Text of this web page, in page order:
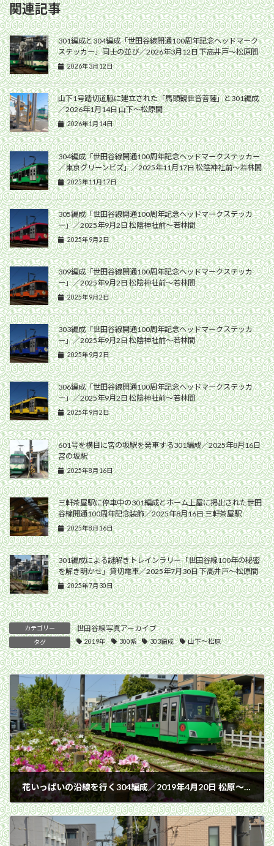
関連記事
301編成と304編成「世田谷線開通100周年記念ヘッドマーク
ステッカー」同士の並び／2026年3月12日 下高井戸〜松原間
2026年3月12日
山下1号踏切道脇に建立された「馬頭観世音菩薩」と301編成
／2026年1月14日 山下〜松原間
2026年1月14日
304編成「世田谷線開通100周年記念ヘッドマークステッカー
／東京グリーンビズ」／2025年11月17日 松陰神社前〜若林間
2025年11月17日
305編成「世田谷線開通100周年記念ヘッドマークステッカ
ー」／2025年9月2日 松陰神社前〜若林間
2025年9月2日
309編成「世田谷線開通100周年記念ヘッドマークステッカ
ー」／2025年9月2日 松陰神社前〜若林間
2025年9月2日
303編成「世田谷線開通100周年記念ヘッドマークステッカ
ー」／2025年9月2日 松陰神社前〜若林間
2025年9月2日
306編成「世田谷線開通100周年記念ヘッドマークステッカ
ー」／2025年9月2日 松陰神社前〜若林間
2025年9月2日
601号を横目に宮の坂駅を発車する301編成／2025年8月16日
宮の坂駅
2025年8月16日
三軒茶屋駅に停車中の301編成とホーム上屋に掲出された世田
谷線開通100周年記念装飾／2025年8月16日 三軒茶屋駅
2025年8月16日
301編成による謎解きトレインラリー「世田谷線100年の秘密
を解き明かせ」貸切電車／2025年7月30日 下高井戸〜松原間
2025年7月30日
カテゴリー 世田谷線写真アーカイブ
タグ 2019年 300系 303編成 山下〜松原
花いっぱいの沿線を行く304編成／2019年4月20日 松原〜山下間
2019年4月20日